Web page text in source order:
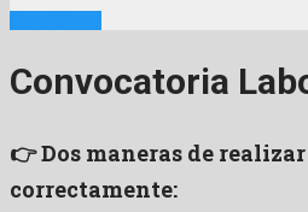
Convocatoria
👉 Dos maneras de
correctamente: